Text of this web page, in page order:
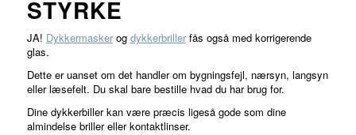
STYRKE
JA! Dykkermaskerog dykkerbrillerfås også med korrigerende
glas.
Dette er uanset om det handler om bygningsfejl, nærsyn, langsyn
eller læsefelt. Du skal bare bestille hvad du har brug for.
Dine dykkerbiller kan være præcis ligeså gode som dine
almindelse briller eller kontaktlinser.